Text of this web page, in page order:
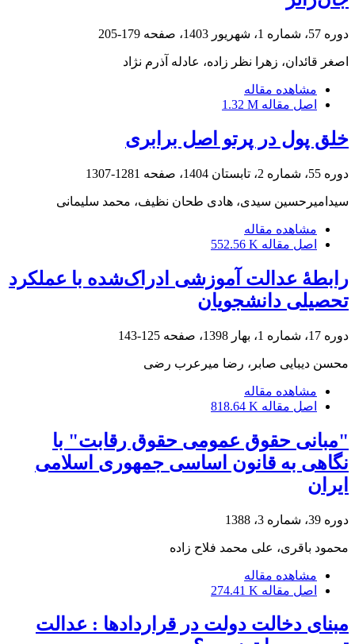
دوره 57، شماره 1، شهریور 1403، صفحه 179-205
اصغر قائدان، زهرا نظر زاده، عادله آذرم نژاد
مشاهده مقاله
اصل مقاله 1.32 M
خلق پول در پرتو اصل برابری
دوره 55، شماره 2، تابستان 1404، صفحه 1281-1307
سیدامیرحسین سیدی، هادی طحان نظیف، محمد سلیمانی
مشاهده مقاله
اصل مقاله 552.56 K
رابطۀ عدالت آموزشی ادراک‌شده با عملکرد
تحصیلی دانشجویان
دوره 17، شماره 1، بهار 1398، صفحه 125-143
محسن دیبایی صابر، رضا میرعرب رضی
مشاهده مقاله
اصل مقاله 818.64 K
"مبانی حقوق عمومی حقوق رقابت" با
نگاهی به قانون اساسی جمهوری اسلامی
ایران
دوره 39، شماره 3، 1388
محمود باقری، علی محمد فلاح زاده
مشاهده مقاله
اصل مقاله 274.41 K
مبنای دخالت دولت در قراردادها : عدالت